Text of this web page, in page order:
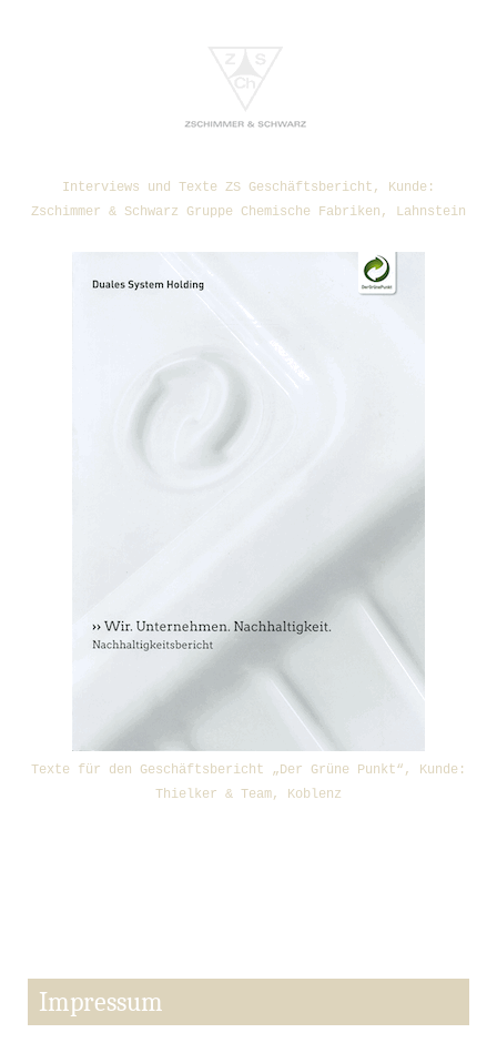
Interviews und Texte ZS Geschäftsbericht, Kunde:
Zschimmer & Schwarz Gruppe Chemische Fabriken, Lahnstein
Texte für den Geschäftsbericht „Der Grüne Punkt“, Kunde:
Thielker & Team, Koblenz
Impressum